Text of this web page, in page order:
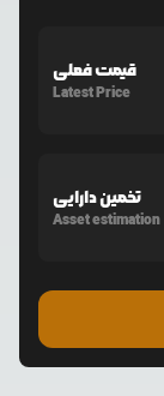
قیمت فعلی
Latest Price
تخمین دارایی
Asset estimation